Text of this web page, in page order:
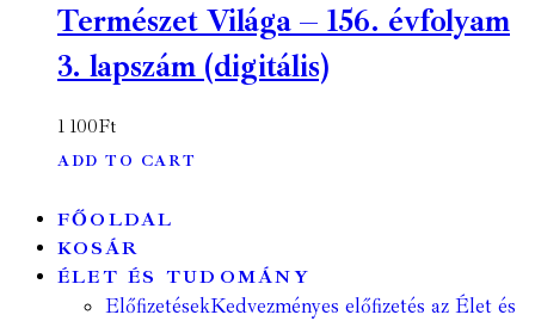
Természet Világa – 156. évfolyam
3. lapszám (digitális)
1 100Ft
ADD TO CART
FŐOLDAL
KOSÁR
ÉLET ÉS TUDOMÁNY
ElőfizetésekKedvezményes előfizetés az Élet és